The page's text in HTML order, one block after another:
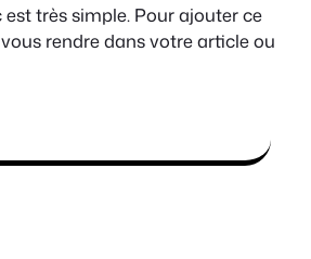
est très simple. Pour ajouter ce
rendre dans votre article ou